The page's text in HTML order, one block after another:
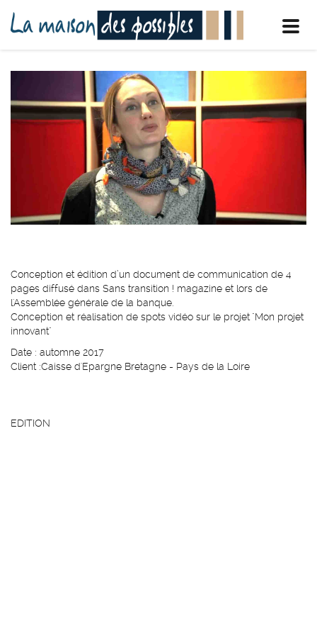
Conception et édition d’un document de communication de 4
pages diffusé dans Sans transition ! magazine et lors de
l'Assemblée générale de la banque.
Conception et réalisation de spots vidéo sur le projet "Mon projet
innovant"
Date : automne 2017
Client :Caisse d'Epargne Bretagne - Pays de la Loire
EDITION